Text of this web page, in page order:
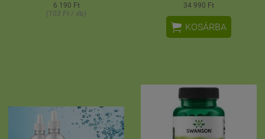
6 190 Ft
(103 Ft / db)
34 990 Ft
 KOSÁRBA